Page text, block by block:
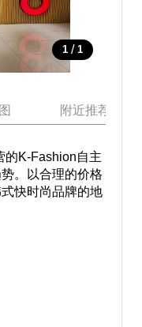
1 / 1
附近推荐景点
的K-Fashion自主
。以合理的价格
快时尚品牌的地